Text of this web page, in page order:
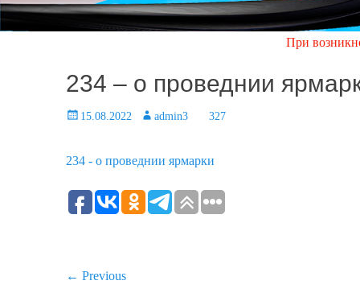
При возникновении
234 – о проведнии
Posted15.08.2022 Author
admin3 327
234 - о проведнии ярмарки
Навигация
← Previous